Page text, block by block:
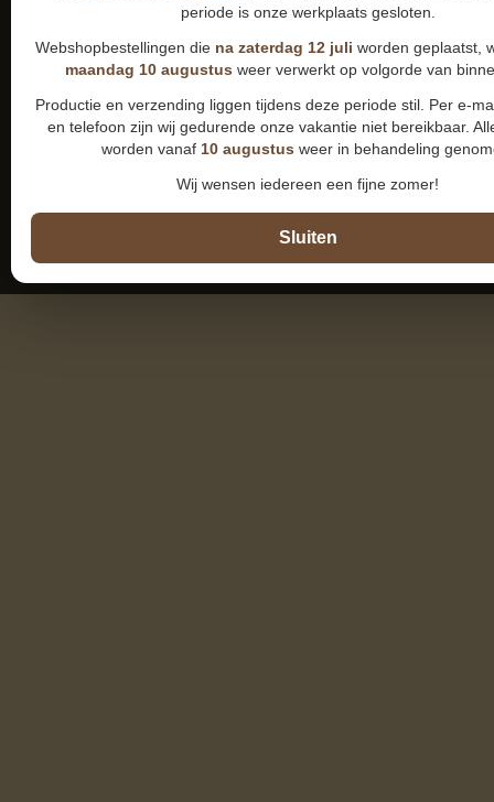
periode is onze werkplaats gesloten.
Webshopbestellingen die na zaterdag 12 juli worden geplaatst,
maandag 10 augustus weer verwerkt op volgorde van
Productie en verzending liggen tijdens deze periode stil. Per e-
en telefoon zijn wij gedurende onze vakantie niet bereikbaar.
worden vanaf 10 augustus weer in behandeling
Wij wensen iedereen een fijne zomer!
Sluiten